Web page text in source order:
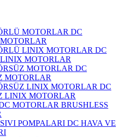
DC
DC
MOTORLAR
DC
MOTORLAR
DC
LINIX MOTORLAR
BRUSHLESS
DC HAVA VE